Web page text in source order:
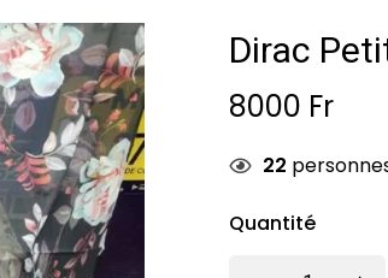
Dirac
8000 Fr
22
Quantité